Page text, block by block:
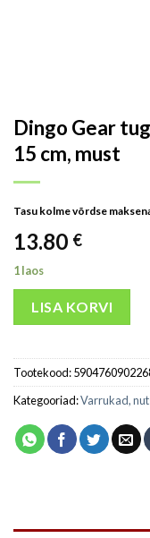
Dingo Gear
15 cm, must
Tasu kolme võrdse
13.80 €
1 laos
LISA KORVI
Tootekood:
Kategooriad:Varrukad,